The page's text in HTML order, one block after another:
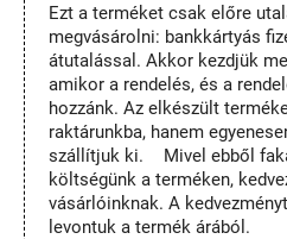
Ezt a terméket csak előre
megvásárolni: bankkártyás
átutalással. Akkor kezdjük
amikor a rendelés, és a
hozzánk. Az elkészült
raktárunkba, hanem
szállítjuk ki. Mivel ebből
költségünk a terméken,
vásárlóinknak. A
levontuk a termék árából.